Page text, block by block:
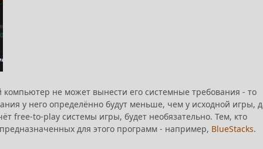
компьютер не может вынести его системные требования - то
у него определённо будут меньше, чем у исходной игры,
free-to-play системы игры, будет необязательно. Тем, кто
для этого программ - например, BlueStacks.